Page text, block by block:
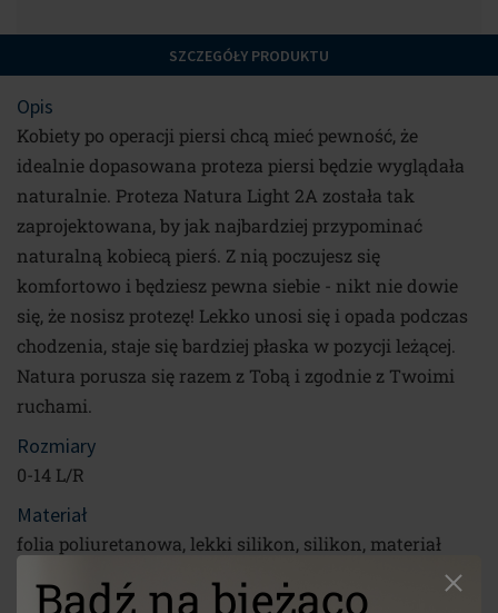
Bądź na bieżąco
SZCZEGÓŁY PRODUKTU
Opis
Kobiety po operacji piersi chcą mieć pewność, że
idealnie dopasowana proteza piersi będzie wyglądała
naturalnie. Proteza Natura Light 2A została tak
zaprojektowana, by jak najbardziej przypominać
naturalną kobiecą pierś. Z nią poczujesz się
komfortowo i będziesz pewna siebie - nikt nie dowie
się, że nosisz protezę! Lekko unosi się i opada podczas
chodzenia, staje się bardziej płaska w pozycji leżącej.
Natura porusza się razem z Tobą i zgodnie z Twoimi
ruchami.
Rozmiary
0-14 L/R
Materiał
folia poliuretanowa, lekki silikon, silikon, materiał